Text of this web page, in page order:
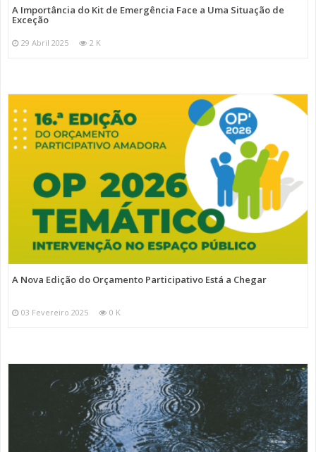
A Importância do Kit de Emergência Face a Uma Situação de
Exceção
29 Abril 2025 2 K
A Nova Edição do Orçamento Participativo Está a Chegar
03 Fevereiro 2025 0 K